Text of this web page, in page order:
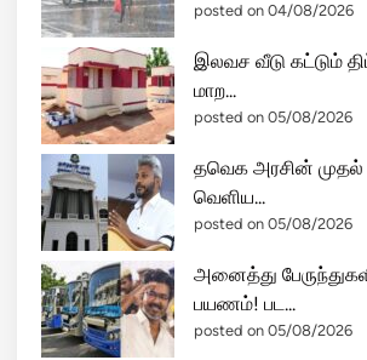
posted on 04/08/2026
இலவச வீடு கட்டும்
மாற...
posted on 05/08/2026
தவெக அரசின் முதல்
வெளிய...
posted on 05/08/2026
அனைத்து
பயணம்! பட...
posted on 05/08/2026